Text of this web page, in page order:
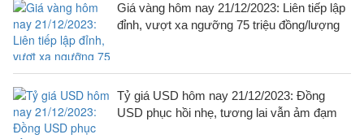
Giá vàng hôm nay 21/12/2023: Liên tiếp lập
đỉnh, vượt xa ngưỡng 75 triệu đồng/lượng
Tỷ giá USD hôm nay 21/12/2023: Đồng
USD phục hồi nhẹ, tương lai vẫn ảm đạm